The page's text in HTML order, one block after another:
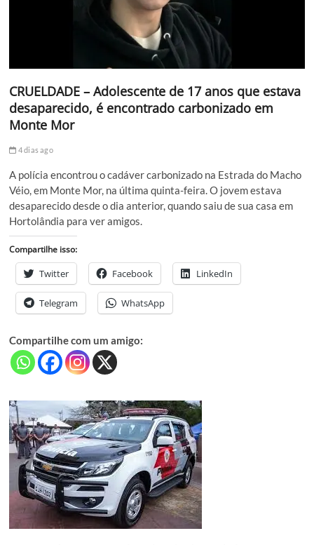
CRUELDADE – Adolescente de 17 anos que estava
desaparecido, é encontrado carbonizado em
Monte Mor
4 dias ago
A polícia encontrou o cadáver carbonizado na Estrada do Macho
Véio, em Monte Mor, na última quinta-feira. O jovem estava
desaparecido desde o dia anterior, quando saiu de sua casa em
Hortolândia para ver amigos.
Compartilhe isso:
Twitter Facebook LinkedIn
Telegram WhatsApp
Compartilhe com um amigo: